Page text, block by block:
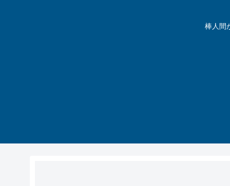
棒人間